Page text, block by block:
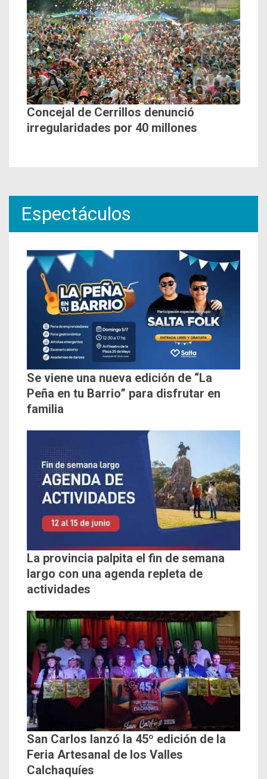
Concejal de Cerrillos denunció
irregularidades por 40 millones
Espectáculos
Se viene una nueva edición de “La
Peña en tu Barrio” para disfrutar en
familia
La provincia palpita el fin de semana
largo con una agenda repleta de
actividades
San Carlos lanzó la 45º edición de la
Feria Artesanal de los Valles
Calchaquíes